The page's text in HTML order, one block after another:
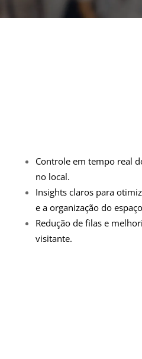
Controle em tempo real
no local.
Insights claros para
e a organização do
Redução de filas e
visitante.